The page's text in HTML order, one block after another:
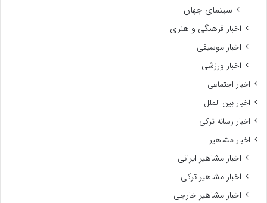
سینمای جهان
اخبار فرهنگی و هنری
اخبار موسیقی
اخبار ورزشی
اخبار اجتماعی
اخبار بین الملل
اخبار رسانه ترکی
اخبار مشاهیر
اخبار مشاهیر ایرانی
اخبار مشاهیر ترکی
اخبار مشاهیر خارجی